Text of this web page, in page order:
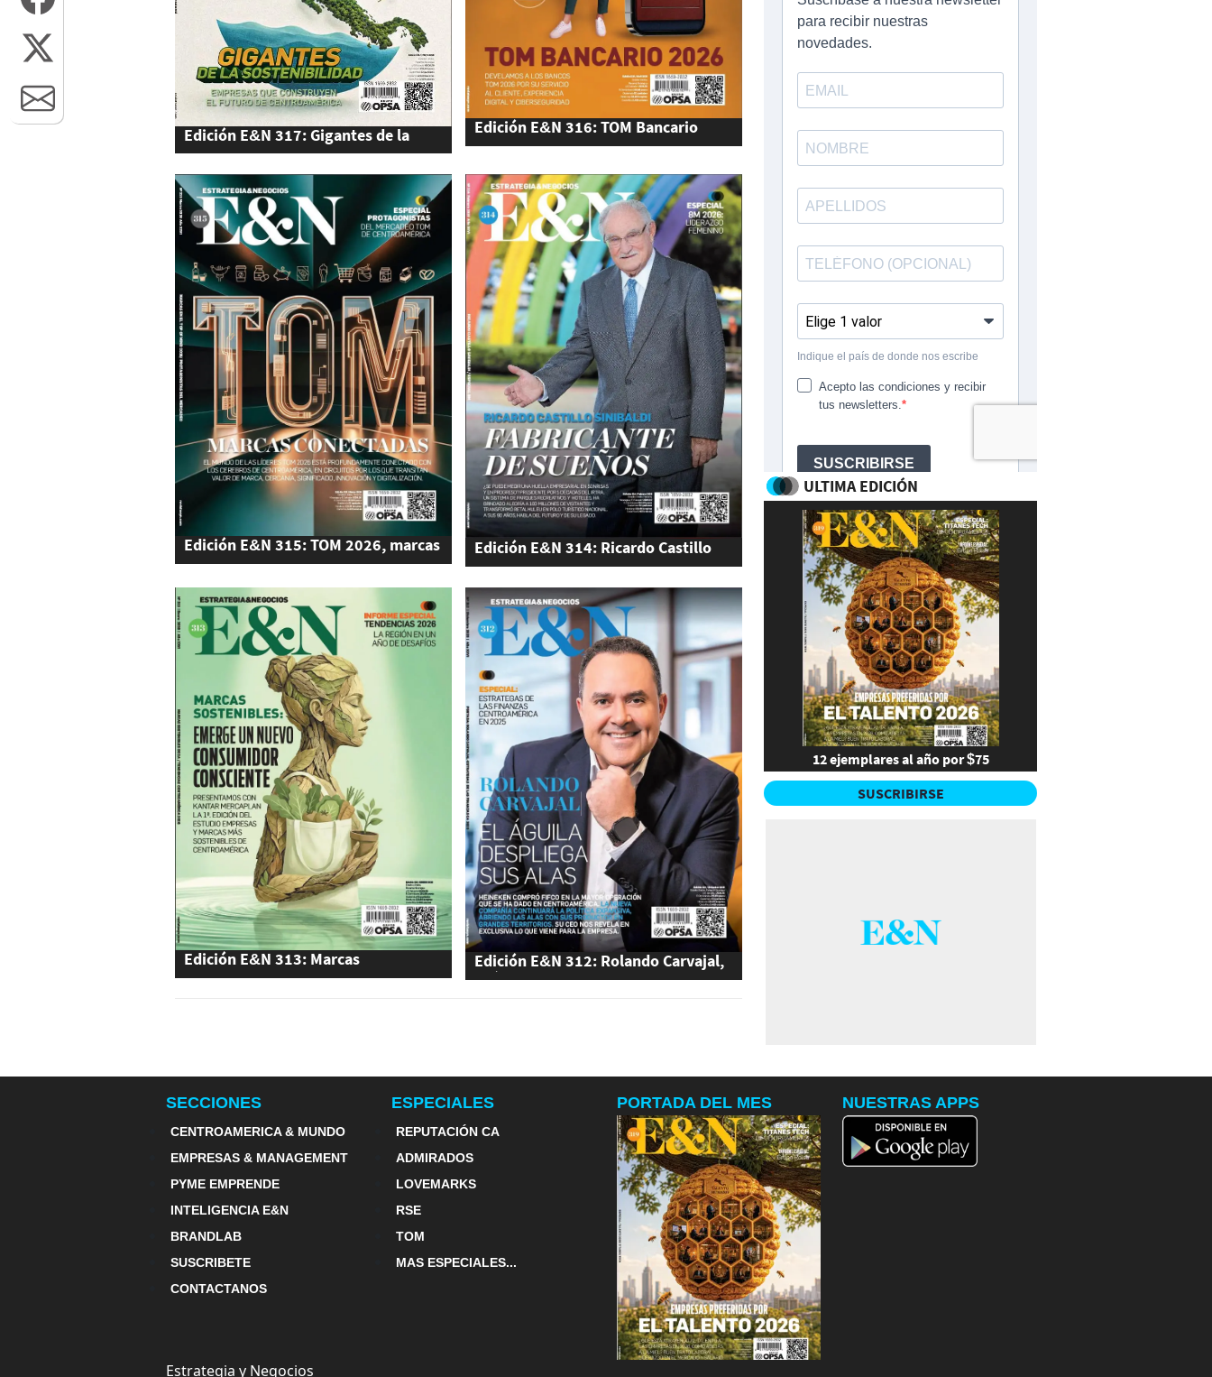
Edición E&N 317: Gigantes de la
Sostenibilidad
Edición E&N 316: TOM Bancario
2026 y Ranking de Bancos
Edición E&N 315: TOM 2026, marcas
conectadas en los cerebros de
Edición E&N 314: Ricardo Castillo
Sinibaldi, Mr. Felicidad
Edición E&N 313: Marcas
Sostenibles, emerge un nuevo
Edición E&N 312: Rolando Carvajal,
el águila despliega sus alas
ULTIMA EDICIÓN
12 ejemplares al año por $75
SUSCRIBIRSE
SECCIONES
CENTROAMERICA & MUNDO
EMPRESAS & MANAGEMENT
PYME EMPRENDE
INTELIGENCIA E&N
BRANDLAB
SUSCRIBETE
CONTACTANOS
ESPECIALES
REPUTACIÓN CA
ADMIRADOS
LOVEMARKS
RSE
TOM
MAS ESPECIALES...
PORTADA DEL MES NUESTRAS APPS
Estrategia y Negocios